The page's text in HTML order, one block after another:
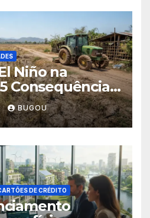
Niño na
Consequências
BUGOU
DE CRÉDITO